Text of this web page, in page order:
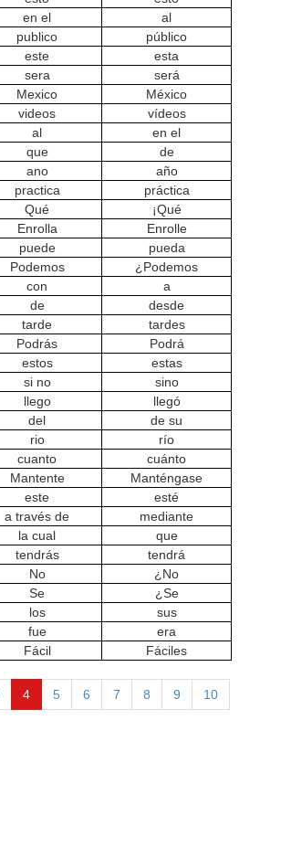
en el
al
publico
público
este
esta
sera
será
Mexico
México
videos
vídeos
al
en el
que
de
ano
año
practica
práctica
Qué
¡Qué
Enrolla
Enrolle
puede
pueda
Podemos
¿Podemos
con
a
de
desde
tarde
tardes
Podrás
Podrá
estos
estas
si no
sino
llego
llegó
del
de su
rio
río
cuanto
cuánto
Mantente
Manténgase
este
esté
a través de
mediante
la cual
que
tendrás
tendrá
No
¿No
Se
¿Se
los
sus
fue
era
Fácil Fáciles
4 5 6 7 8 9 10